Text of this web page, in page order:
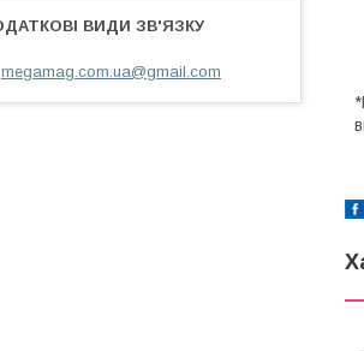
megamag.com.ua@gmail.com